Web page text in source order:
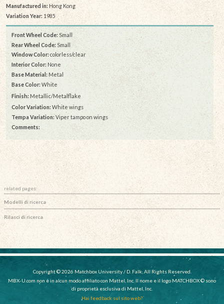
Manufactured in:Hong Kong
Variation Year: 1985
Front Wheel Code: Small
Rear Wheel Code: Small
Window Color: colorless/clear
Interior Color: None
Base Material: Metal
Base Color: White
Finish:Metallic/Metalflake
Color Variation: White wings
Tempa Variation: Viper tampo on wings
Comments:
related pages:
Modelli di ricerca
Rilasci di ricerca
Copyright © 2026 Matchbox University / D. Falk, All Rights Reserved.
MBX-U.com non è in alcun modo affiliato con Mattel, Inc. Il nome e il logo MATCHBOX © sono
di proprietà esclusiva di Mattel, Inc.
Hai feedback sul sito web?